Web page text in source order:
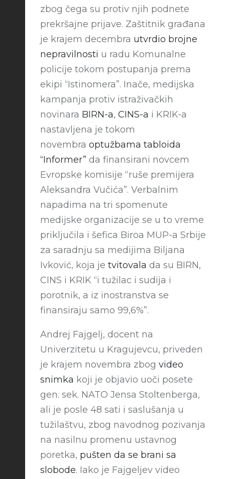
zbog čega su protiv njih podnete
prekršajne prijave. Zaštitnik građana
je krajem decembra utvrdio brojne
nepravilnosti u radu Komunalne
policije tokom postupanja prema
ekipi “Istinomera”. Inače, medijska
kampanja protiv istraživačkih
novinara BIRN-a, CINS-a i KRIK-a
nastavljena je tokom
novembra optužbama tabloida
“Informer” da finansirani novcem
Evropske komisije “ruše premijera
Aleksandra Vučića”. Verbalnim
napadima na tri spomenute
medijske organizacije se u to vreme
priključila i šefica Biroa MUP-a Srbije
za saradnju sa medijima Biljana
Ivković, koja je tvitovala da su BIRN,
CINS i KRIK “i tužilac i sudija i
porotnik, a iz inostranstva se
finansiraju samo 99,6%”.
Andrej Fajgelj, docent na
Univerzitetu u Kragujevcu, priveden
je krajem novembra zbog video
snimka koji je objavio uoči posete
gen. sek. NATO Jensa Stoltenberga,
ali je posle 48 sati i saslušanja u
tužilaštvu, zbog navodnog pozivanja
na nasilnu promenu ustavnog
poretka, pušten da se brani sa
slobode. Iako je Fajgeljev video